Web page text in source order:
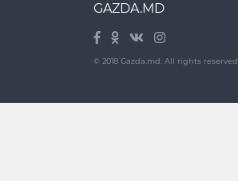
GAZDA.MD
© 2018 Gazda.md. All rights reserved